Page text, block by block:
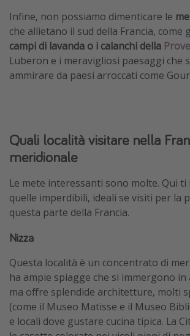
Infine, non possiamo dimenticare le
che allietano il sud della Francia, come
campi di lavanda o i calanchi della
Luberon e i meravigliosi paesaggi che
ammirare da paesi arroccati come
Quali località visitare nella
meridionale
Le mete interessanti sono molte. Qui ti
quelle imperdibili, ideali se visiti per la
questa parte della Francia.
Nizza
Questa località è un concentrato di
ha ampie spiagge che si immergono in
ma offre splendide architetture, molti
(come il Museo Matisse e il Museo
e locali dove gustare cucina tipica. La